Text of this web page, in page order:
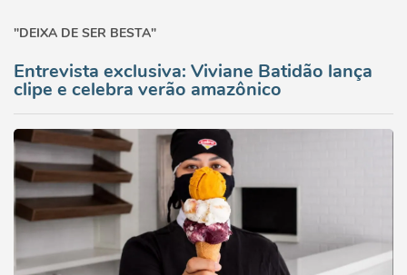
"DEIXA DE SER BESTA"
Entrevista exclusiva: Viviane Batidão lança
clipe e celebra verão amazônico